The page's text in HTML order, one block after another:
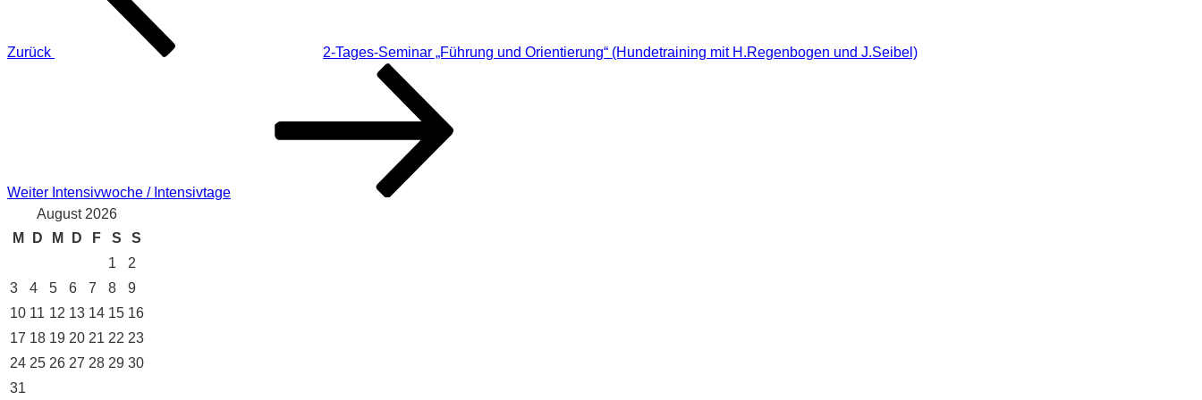
Zurück
2-Tages-Seminar „Führung und Orientierung“ (Hundetraining mit H.Regenbogen und J.Seibel)
Weiter Intensivwoche / Intensivtage
August 2026
M
D M D F S
S
1
2
3
4 5 6 7 8
9
10 11 12 13 14 15 16
17 18 19 20 21 22 23
24 25 26 27 28 29 30
31